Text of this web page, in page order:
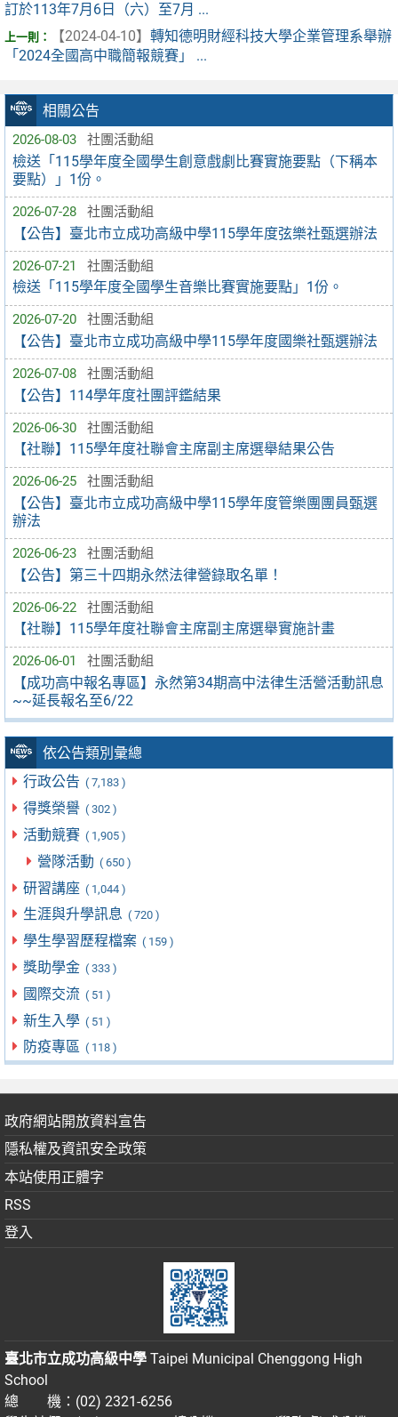
相關公告
2026-08-03 社團活動組
檢送「115學年度全國學生創意戲劇比賽實施要點（下稱本
要點）」1份。
2026-07-28 社團活動組
【公告】臺北市立成功高級中學115學年度弦樂社甄選辦法
2026-07-21 社團活動組
檢送「115學年度全國學生音樂比賽實施要點」1份。
2026-07-20 社團活動組
【公告】臺北市立成功高級中學115學年度國樂社甄選辦法
2026-07-08 社團活動組
【公告】114學年度社團評鑑結果
2026-06-30 社團活動組
【社聯】115學年度社聯會主席副主席選舉結果公告
2026-06-25 社團活動組
【公告】臺北市立成功高級中學115學年度管樂團團員甄選
辦法
2026-06-23 社團活動組
【公告】第三十四期永然法律營錄取名單！
2026-06-22 社團活動組
【社聯】115學年度社聯會主席副主席選舉實施計畫
2026-06-01 社團活動組
【成功高中報名專區】永然第34期高中法律生活營活動訊息
~~延長報名至6/22
依公告類別彙總
行政公告 ( 7,183 )
得獎榮譽 ( 302 )
活動競賽 ( 1,905 )
營隊活動 ( 650 )
研習講座 ( 1,044 )
生涯與升學訊息 ( 720 )
學生學習歷程檔案 ( 159 )
獎助學金 ( 333 )
國際交流 ( 51 )
新生入學 ( 51 )
防疫專區 ( 118 )
訂於113年7月6日（六）至7月 ...
【2024-04-10】 轉知德明財經科技大學企業管理系舉辦
「2024全國高中職簡報競賽」 ...
政府網站開放資料宣告
隱私權及資訊安全政策
本站使用正體字
RSS
登入
臺北市立成功高級中學 Taipei Municipal Chenggong High
School
總 機：(02) 2321-6256